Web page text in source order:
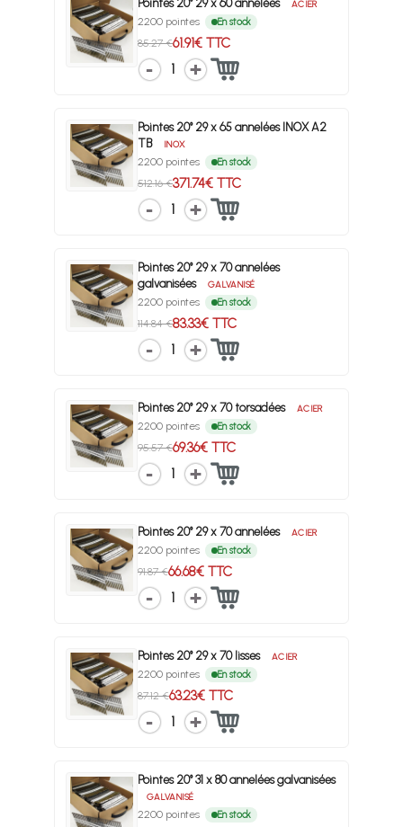
Pointes 20° 29 x 60 annelées ACIER
2200 pointes En stock
85.27 €61.91€ TTC
1
Pointes 20° 29 x 65 annelées INOX A2
TB
INOX
2200 pointes En stock
512.16 €371.74€ TTC
1
Pointes 20° 29 x 70 annelées
galvanisées
GALVANISÉ
2200 pointes En stock
114.84 €83.33€ TTC
1
Pointes 20° 29 x 70 torsadées ACIER
2200 pointes En stock
95.57 €69.36€ TTC
1
Pointes 20° 29 x 70 annelées ACIER
2200 pointes En stock
91.87 €66.68€ TTC
1
Pointes 20° 29 x 70 lisses ACIER
2200 pointes En stock
87.12 €63.23€ TTC
1
Pointes 20° 31 x 80 annelées galvanisées
GALVANISÉ
2200 pointes En stock